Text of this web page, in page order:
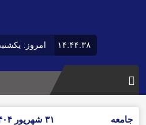
۱۴:۴۴:۳۹ امروز: یکشنبه - ۱۸ مرداد
جامعه ۳۱ شهریور ۱۴۰۴ - ۸:۱۶ ق.ظ